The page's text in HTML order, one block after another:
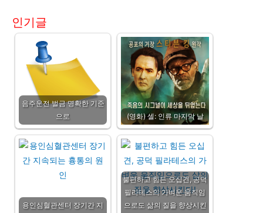
인기글
음주운전 벌금 명확한 기준
으로
(영화) 셀: 인류 마지막 날
용인심혈관센터 장기간 지
불편하고 힘든 오십견, 공덕
필라테스의 가벼운 움직임
으로도 삶의 질을 향상시킨